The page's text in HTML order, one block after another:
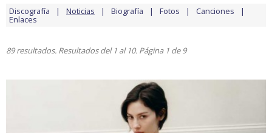
Discografía Noticias Biografía Fotos Canciones
Enlaces
89 resultados. Resultados del 1 al 10. Página 1 de 9